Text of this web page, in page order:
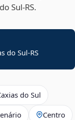
Sul‑RS.
do Sul-RS
do Sul
Centro